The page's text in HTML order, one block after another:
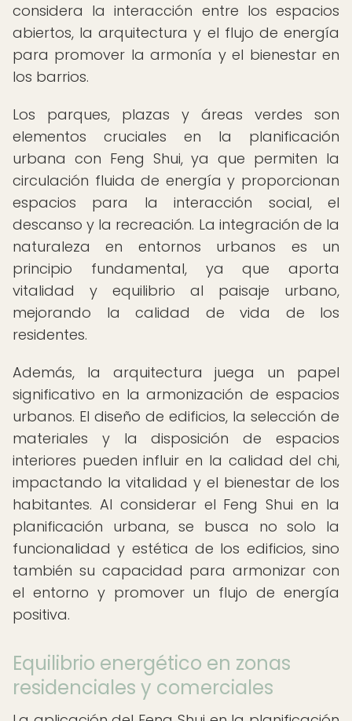
considera la interacción entre los espacios
abiertos, la arquitectura y el flujo de energía
para promover la armonía y el bienestar en
los barrios.
Los parques, plazas y áreas verdes son
elementos cruciales en la planificación
urbana con Feng Shui, ya que permiten la
circulación fluida de energía y proporcionan
espacios para la interacción social, el
descanso y la recreación. La integración de la
naturaleza en entornos urbanos es un
principio fundamental, ya que aporta
vitalidad y equilibrio al paisaje urbano,
mejorando la calidad de vida de los
residentes.
Además, la arquitectura juega un papel
significativo en la armonización de espacios
urbanos. El diseño de edificios, la selección de
materiales y la disposición de espacios
interiores pueden influir en la calidad del chi,
impactando la vitalidad y el bienestar de los
habitantes. Al considerar el Feng Shui en la
planificación urbana, se busca no solo la
funcionalidad y estética de los edificios, sino
también su capacidad para armonizar con
el entorno y promover un flujo de energía
positiva.
Equilibrio energético en zonas
residenciales y comerciales